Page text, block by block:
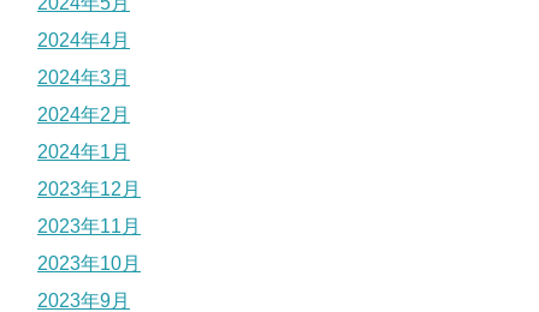
2024年4月
2024年3月
2024年2月
2024年1月
2023年12月
2023年11月
2023年10月
2023年9月